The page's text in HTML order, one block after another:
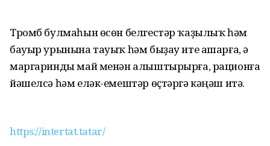
Тромб булмаһын өсөн белгестәр ҡаҙылыҡ һәм
бауыр урынына тауыҡ һәм быҙау ите ашарға, ә
маргаринды май менән алыштырырға, рационға
йәшелсә һәм еләк-емештәр өҫтәргә кәңәш итә.
https://intertat.tatar/